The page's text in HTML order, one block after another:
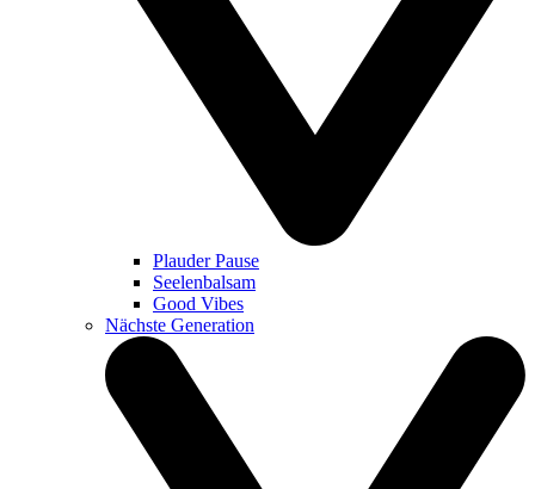
Plauder Pause
Seelenbalsam
Good Vibes
Nächste Generation